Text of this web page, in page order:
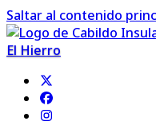
Saltar al contenido
El Hierro